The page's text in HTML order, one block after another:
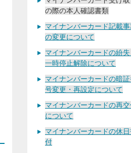
の際の本人確認書類
マイナンバーカード記載
の変更について
マイナンバーカードの紛失
一時停止解除について
マイナンバーカードの暗証
号変更・再設定について
マイナンバーカードの再
について
マイナンバーカードの休
付